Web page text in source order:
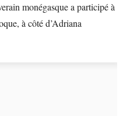
monégasque a participé à
à côté d’Adriana